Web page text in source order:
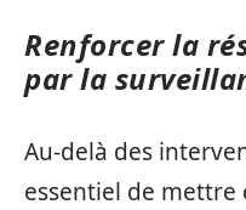
Renforcer la
par la
Au-delà des
essentiel de mettre